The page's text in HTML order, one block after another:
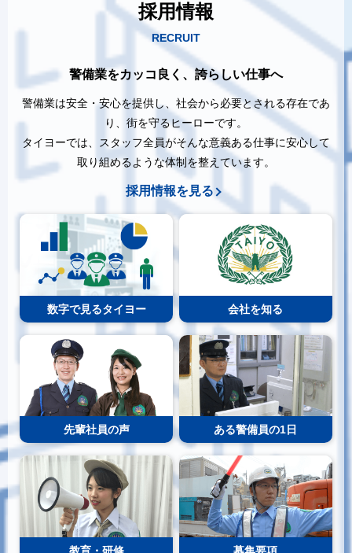
採用情報
RECRUIT
警備業をカッコ良く、誇らしい仕事へ
警備業は安全・安心を提供し、社会から必要とされる存在であ
り、街を守るヒーローです。
タイヨーでは、スタッフ全員がそんな意義ある仕事に安心して
取り組めるような体制を整えています。
採用情報を見る
数字で見るタイヨー 会社を知る
先輩社員の声 ある警備員の1日